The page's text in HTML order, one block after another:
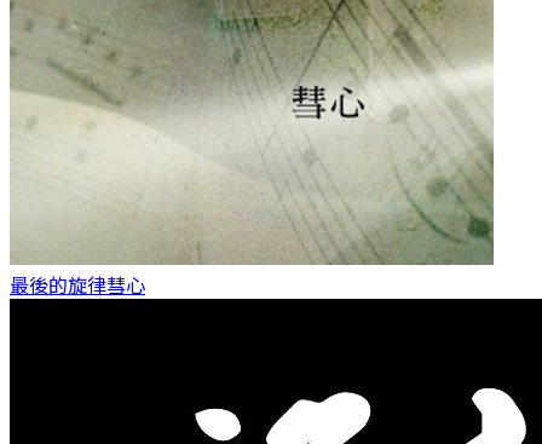
最後的旋律彗心